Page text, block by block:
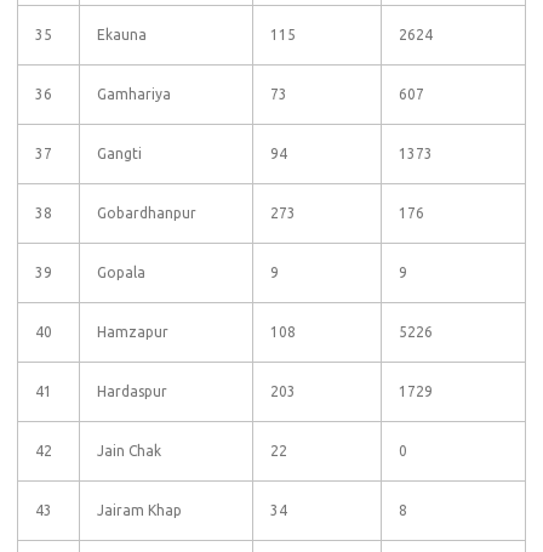
35 Ekauna 115 2624
36 Gamhariya 73 607
37 Gangti 94 1373
38 Gobardhanpur 273 176
39 Gopala 9 9
40 Hamzapur 108 5226
41 Hardaspur 203 1729
42 Jain Chak 22 0
43 Jairam Khap 34 8